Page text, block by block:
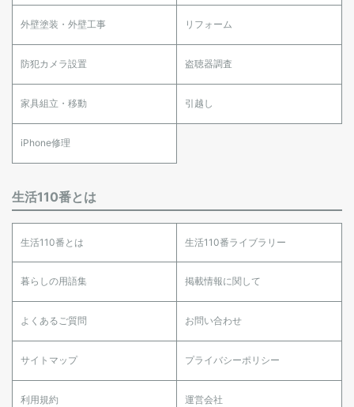
外壁塗装・外壁工事 リフォーム
防犯カメラ設置 盗聴器調査
家具組立・移動 引越し
iPhone修理
生活110番とは
生活110番とは 生活110番ライブラリー
暮らしの用語集 掲載情報に関して
よくあるご質問 お問い合わせ
サイトマップ プライバシーポリシー
利用規約 運営会社